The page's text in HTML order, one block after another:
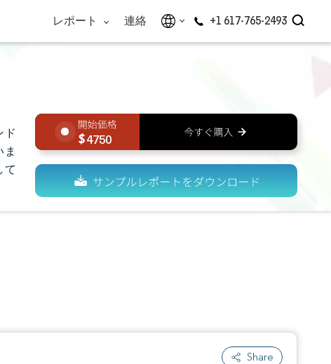
レポート 連絡 +1 617-765-2493
ド
て
4750
Share